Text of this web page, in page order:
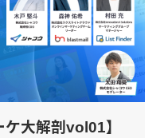
ケ大解剖vol01】